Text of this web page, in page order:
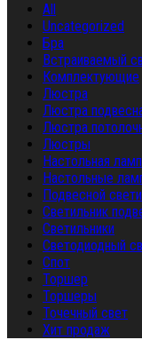
All
Uncategorized
Бра
Встраиваемый
Комплектующие
Люстра
Люстра
Люстра
Люстры
Настольная
Настольные
Подвесной
Светильник
Светильники
Светодиодный
Спот
Торшер
Торшеры
Точечный свет
Хит продаж